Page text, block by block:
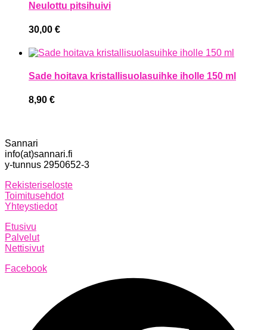
Neulottu pitsihuivi
30,00 €
Sade hoitava kristallisuolasuihke iholle 150 ml
8,90 €
Sannari
info(at)sannari.fi
y-tunnus 2950652-3
Rekisteriseloste
Toimitusehdot
Yhteystiedot
Etusivu
Palvelut
Nettisivut
Facebook